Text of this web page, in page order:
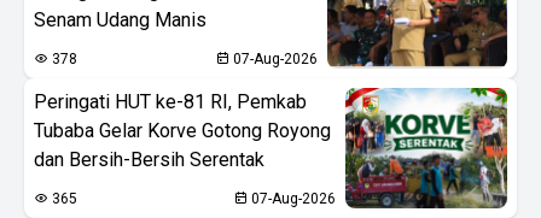
Senam Udang Manis
378 07-Aug-2026
Peringati HUT ke-81 RI, Pemkab
Tubaba Gelar Korve Gotong Royong
dan Bersih-Bersih Serentak
365 07-Aug-2026